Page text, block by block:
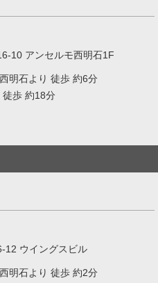
10 アンセルモ西明石1F
明石より 徒歩 約6分
徒歩 約18分
12 ウイングスビル
明石より 徒歩 約2分